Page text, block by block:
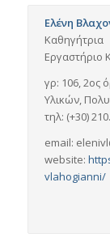
Ελένη
Καθηγήτρια
Εργαστήριο
γρ: 106, 2ος
Υλικών,
τηλ: (+30)
email:
website:
vlahogianni/